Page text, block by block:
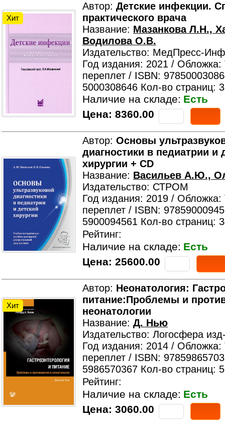
Хит
Автор: Детские инфекции.
практического врача
Название: Мазанкова Л.Н.,
Водилова О.В.
Издательство: МедПресс-
Год издания: 2021 /
переплет / ISBN:
5000308646 Кол-во страниц:
Наличие на складе: Есть
Цена: 8360.00
Автор: Основы
диагностики в педиатрии и
хирургии + CD
Название: Васильев А.Ю.,
Издательство: СТРОМ
Год издания: 2019 /
переплет / ISBN:
5900094561 Кол-во страниц:
Рейтинг:
Наличие на складе: Есть
Цена: 25600.00
Хит
Автор: Неонатология:
питание:Проблемы и
неонатологии
Название: Д. Нью
Издательство: Логосфера
Год издания: 2014 /
переплет / ISBN:
5986570367 Кол-во страниц:
Рейтинг:
Наличие на складе: Есть
Цена: 3060.00